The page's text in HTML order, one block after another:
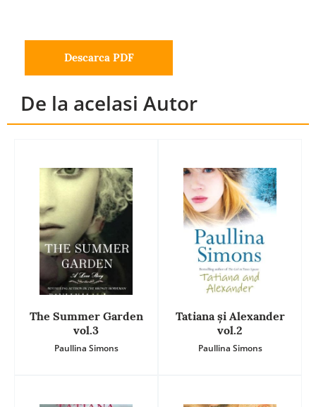
Descarca PDF
De la acelasi Autor
The Summer Garden
vol.3
Paullina Simons
Tatiana și Alexander
vol.2
Paullina Simons